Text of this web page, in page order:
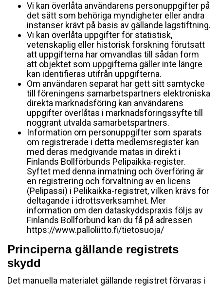
Vi kan överlåta användarens personuppgifter på
det sätt som behöriga myndigheter eller andra
instanser krävt på basis av gällande lagstiftning.
Vi kan överlåta uppgifter för statistisk,
vetenskaplig eller historisk forskning förutsatt
att uppgifterna har omvandlas till sådan form
att objektet som uppgifterna gäller inte längre
kan identifieras utifrån uppgifterna.
Om användaren separat har gett sitt samtycke
till föreningens samarbetspartners elektroniska
direkta marknadsföring kan användarens
uppgifter överlåtas i marknadsföringssyfte till
noggrant utvalda samarbetspartners.
Information om personuppgifter som sparats
om registrerade i detta medlemsregister kan
med deras medgivande matas in direkt i
Finlands Bollförbunds Pelipaikka-register.
Syftet med denna inmatning och överföring är
en registrering och förvaltning av en licens
(Pelipassi) i Pelikaikka-registret, vilken krävs för
deltagande i idrottsverksamhet. Mer
information om den dataskyddspraxis följs av
Finlands Bollförbund kan du få på adressen
https://www.palloliitto.fi/tietosuoja/
Principerna gällande registrets
skydd
Det manuella materialet gällande registret förvaras i